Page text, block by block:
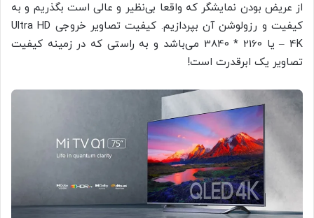
از عریض بودن نمایشگر که واقعا بی‌نظیر و عالی است بگذریم و به
کیفیت و رزولوشن آن بپردازیم. کیفیت تصاویر خروجی Ultra HD
– 4K یا 2160 * 3840 می‌باشد و به راستی که در زمینه کیفیت
تصاویر یک ابرقدرت است!